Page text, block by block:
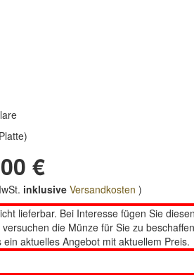
€
inklusive Versandkosten )
lieferbar. Bei Interesse fügen Sie
die Münze für Sie zu
aktuelles Angebot mit aktuellem Preis.